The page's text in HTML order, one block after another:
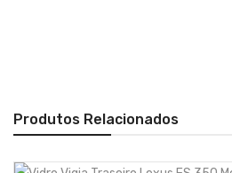
Produtos Relacionados